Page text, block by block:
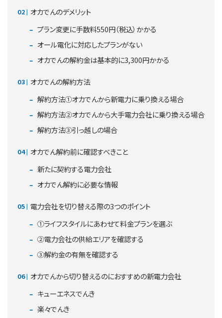
オカでんのデメリット
プラン変更に手数料550円（税込）かかる
オール電化に対応したプランがない
オカでんの解約金は基本的に3,300円かかる
オカでんの解約方法
解約方法①オカでんから新電力に乗り換える場合
解約方法②オカでんから大手電力会社に乗り換える場合
解約方法③引っ越しの場合
オカでん解約前に確認すべきこと
新たに契約する電力会社
オカでん解約に必要な情報
電力会社を切り替える際の3つのポイント
①ライフスタイルにあわせて料金プランを選ぶ
②電力会社の供給エリアを確認する
③解約金の有無を確認する
オカでんから切り替えるのにおすすめの新電力会社
キューエネスでんき
楽々でんき